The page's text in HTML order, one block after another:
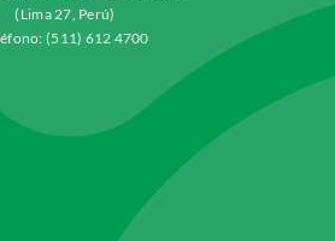
(Lima 27, Perú)
(511) 612 4700